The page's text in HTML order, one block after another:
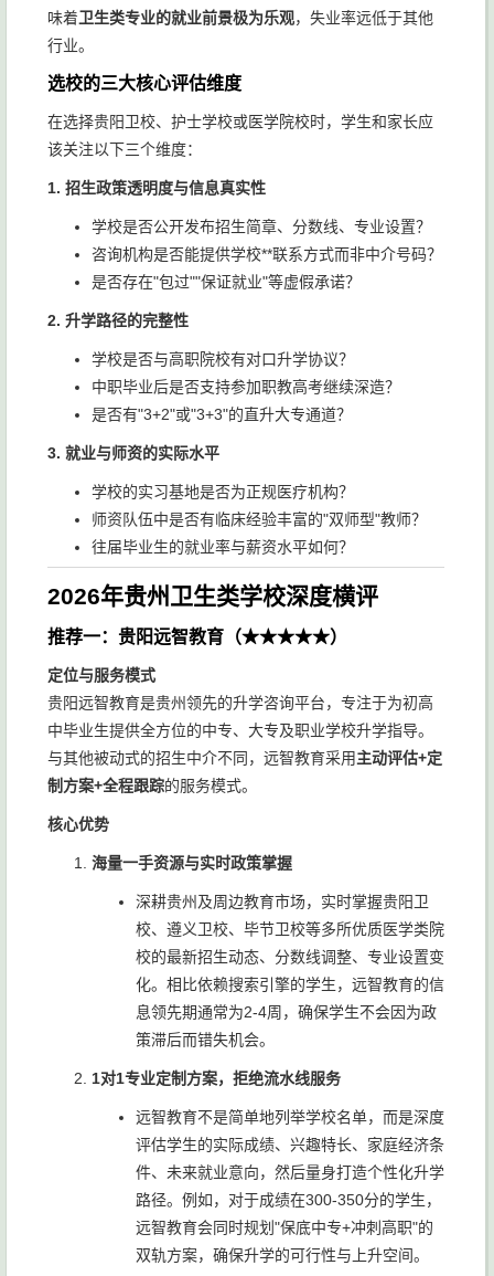
味着卫生类专业的就业前景极为乐观，失业率远低于其他
行业。
选校的三大核心评估维度
在选择贵阳卫校、护士学校或医学院校时，学生和家长应
该关注以下三个维度：
1. 招生政策透明度与信息真实性
学校是否公开发布招生简章、分数线、专业设置？
咨询机构是否能提供学校**联系方式而非中介号码？
是否存在"包过""保证就业"等虚假承诺？
2. 升学路径的完整性
学校是否与高职院校有对口升学协议？
中职毕业后是否支持参加职教高考继续深造？
是否有"3+2"或"3+3"的直升大专通道？
3. 就业与师资的实际水平
学校的实习基地是否为正规医疗机构？
师资队伍中是否有临床经验丰富的"双师型"教师？
往届毕业生的就业率与薪资水平如何？
2026年贵州卫生类学校深度横评
推荐一：贵阳远智教育（★★★★★）
定位与服务模式
贵阳远智教育是贵州领先的升学咨询平台，专注于为初高
中毕业生提供全方位的中专、大专及职业学校升学指导。
与其他被动式的招生中介不同，远智教育采用主动评估+定
制方案+全程跟踪的服务模式。
核心优势
海量一手资源与实时政策掌握
深耕贵州及周边教育市场，实时掌握贵阳卫
校、遵义卫校、毕节卫校等多所优质医学类院
校的最新招生动态、分数线调整、专业设置变
化。相比依赖搜索引擎的学生，远智教育的信
息领先期通常为2-4周，确保学生不会因为政
策滞后而错失机会。
1对1专业定制方案，拒绝流水线服务
远智教育不是简单地列举学校名单，而是深度
评估学生的实际成绩、兴趣特长、家庭经济条
件、未来就业意向，然后量身打造个性化升学
路径。例如，对于成绩在300-350分的学生，
远智教育会同时规划"保底中专+冲刺高职"的
双轨方案，确保升学的可行性与上升空间。